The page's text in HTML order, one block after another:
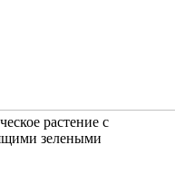
растение с
зелеными